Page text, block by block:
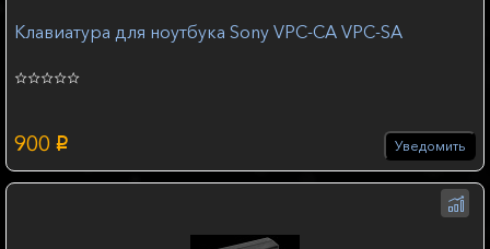
Клавиатура для ноутбука Sony VPC-CA VPC-SA
900 p Уведомить